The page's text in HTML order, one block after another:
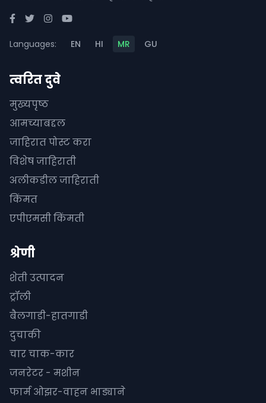
Languages: EN HI MR GU
त्वरित दुवे
मुख्यपृष्ठ
आमच्याबद्दल
जाहिरात पोस्ट करा
विशेष जाहिराती
अलीकडील जाहिराती
किंमत
एपीएमसी किंमती
श्रेणी
शेती उत्पादन
ट्रॉली
बैलगाडी-हातगाडी
दुचाकी
चार चाक-कार
जनरेटर - मशीन
फार्म ओझर-वाहन भाड्याने